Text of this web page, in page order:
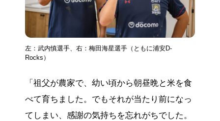
左：武内慎選手、右：梅田海星選手（ともに浦安D-
Rocks）
「祖父が農家で、幼い頃から朝昼晩と米を食
べて育ちました。でもそれが当たり前になっ
てしまい、感謝の気持ちを忘れがちでした。